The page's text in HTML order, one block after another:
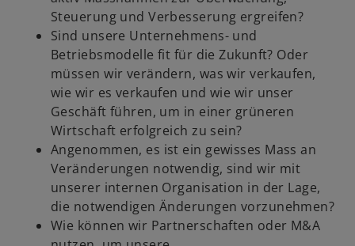
t
e
g
e
ö
f
f
n
e
t
Steuerung und Verbesserung ergreifen?
Sind unsere Unternehmens- und
Betriebsmodelle fit für die Zukunft? Oder
müssen wir verändern, was wir verkaufen,
wie wir es verkaufen und wie wir unser
Geschäft führen, um in einer grüneren
Wirtschaft erfolgreich zu sein?
Angenommen, es ist ein gewisses Mass an
Veränderungen notwendig, sind wir mit
unserer internen Organisation in der Lage,
die notwendigen Änderungen vorzunehmen?
Wie können wir Partnerschaften oder M&A